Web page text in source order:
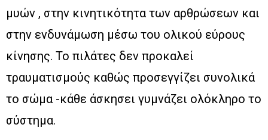
μυών , στην κινητικότητα των αρθρώσεων και
στην ενδυνάμωση μέσω του ολικού εύρους
κίνησης. Το πιλάτες δεν προκαλεί
τραυματισμούς καθώς προσεγγίζει συνολικά
το σώμα -κάθε άσκησει γυμνάζει ολόκληρο το
σύστημα.